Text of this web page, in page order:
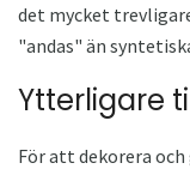
det mycket
"andas" än
Ytterligare
För att dekorera